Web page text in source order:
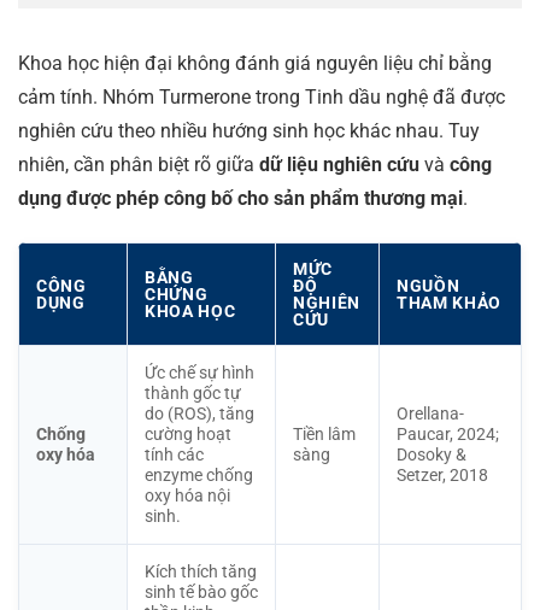
Khoa học hiện đại không đánh giá nguyên liệu chỉ bằng
cảm tính. Nhóm Turmerone trong Tinh dầu nghệ đã được
nghiên cứu theo nhiều hướng sinh học khác nhau. Tuy
nhiên, cần phân biệt rõ giữa dữ liệu nghiên cứu và công
dụng được phép công bố cho sản phẩm thương mại.
CÔNG
DỤNG
BẰNG
CHỨNG
KHOA HỌC
MỨC
ĐỘ
NGHIÊN
CỨU
NGUỒN
THAM KHẢO
Chống
oxy hóa
Ức chế sự hình
thành gốc tự
do (ROS), tăng
cường hoạt
tính các
enzyme chống
oxy hóa nội
sinh.
Tiền lâm
sàng
Orellana-
Paucar, 2024;
Dosoky &
Setzer, 2018
Kích thích tăng
sinh tế bào gốc